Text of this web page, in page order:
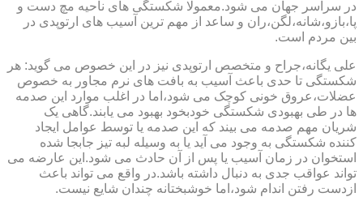
در سراسر جهان می شود.معمولا شکستگی های ناحیه مچ دست و
پا،بازو،شانه،لگن،ران و ساعد از مهم ترین آسیب های ارتوپدی در
بین مردم است.
علی یگانه،جراح و متخصص ارتوپدی نیز در این خصوص می گوید: هر
شکستگی تا حدی باعث آسیب به بافت های نرم مجاور به خصوص
عضلات،عروق خونی کوچک می شود،اما در اغلب موارد این صدمه
ها در طی بهبودی شکستگی خودبخود بهبود می یابند.گاهی یک
شریان مهم صدمه می بیند که این صدمه یا توسط عوامل ایجاد
کننده شکستگی به وجود می آید یا به وسیله لبه تیز جابجا شده
استخوان در زمان آسیب یا پس از آن حادث می شود.این عارضه می
تواند عواقب جدی به دنبال داشته باشد.در واقع می تواند باعث
ازدست رفتن اندام شود،اما خوشبختانه چندان شایع نیست.